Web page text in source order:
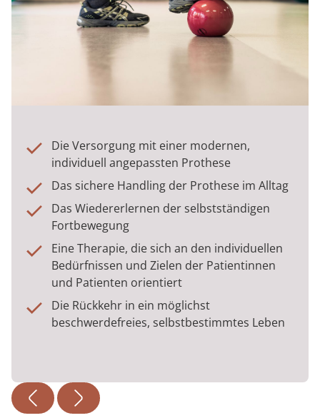
Die Versorgung mit einer modernen,
individuell angepassten Prothese
Das sichere Handling der Prothese im Alltag
Das Wiedererlernen der selbstständigen
Fortbewegung
Eine Therapie, die sich an den individuellen
Bedürfnissen und Zielen der Patientinnen
und Patienten orientiert
Die Rückkehr in ein möglichst
beschwerdefreies, selbstbestimmtes Leben